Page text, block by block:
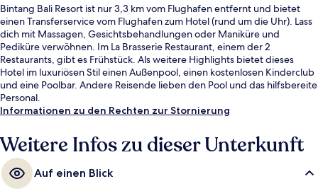
Bintang Bali Resort ist nur 3,3 km vom Flughafen entfernt und bietet
einen Transferservice vom Flughafen zum Hotel (rund um die Uhr). Lass
dich mit Massagen, Gesichtsbehandlungen oder Maniküre und
Pediküre verwöhnen. Im La Brasserie Restaurant, einem der 2
Restaurants, gibt es Frühstück. Als weitere Highlights bietet dieses
Hotel im luxuriösen Stil einen Außenpool, einen kostenlosen Kinderclub
und eine Poolbar. Andere Reisende lieben den Pool und das hilfsbereite
Personal.
Informationen zu den Rechten zur Stornierung
Weitere Infos zu dieser Unterkunft
Auf einen Blick